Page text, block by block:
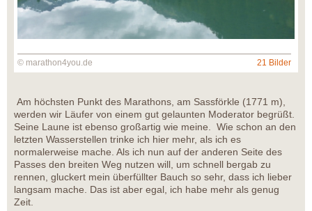
© marathon4you.de 21 Bilder
Am höchsten Punkt des Marathons, am Sassförkle (1771 m),
werden wir Läufer von einem gut gelaunten Moderator begrüßt.
Seine Laune ist ebenso großartig wie meine. Wie schon an den
letzten Wasserstellen trinke ich hier mehr, als ich es
normalerweise mache. Als ich nun auf der anderen Seite des
Passes den breiten Weg nutzen will, um schnell bergab zu
rennen, gluckert mein überfüllter Bauch so sehr, dass ich lieber
langsam mache. Das ist aber egal, ich habe mehr als genug
Zeit.